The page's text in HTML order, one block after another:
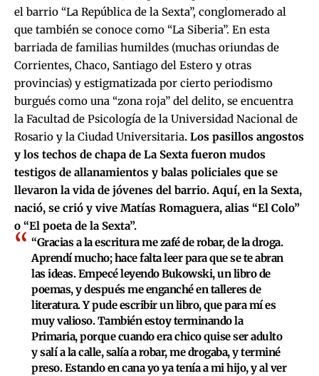
el barrio “La República de la Sexta”, conglomerado al
que también se conoce como “La Siberia”. En esta
barriada de familias humildes (muchas oriundas de
Corrientes, Chaco, Santiago del Estero y otras
provincias) y estigmatizada por cierto periodismo
burgués como una “zona roja” del delito, se encuentra
la Facultad de Psicología de la Universidad Nacional de
Rosario y la Ciudad Universitaria. Los pasillos angostos
y los techos de chapa de La Sexta fueron mudos
testigos de allanamientos y balas policiales que se
llevaron la vida de jóvenes del barrio. Aquí, en la Sexta,
nació, se crió y vive Matías Romaguera, alias “El Colo”
o “El poeta de la Sexta”.
“Gracias a la escritura me zafé de robar, de la droga.
Aprendí mucho; hace falta leer para que se te abran
las ideas. Empecé leyendo Bukowski, un libro de
poemas, y después me enganché en talleres de
literatura. Y pude escribir un libro, que para mí es
muy valioso. También estoy terminando la
Primaria, porque cuando era chico quise ser adulto
y salí a la calle, salía a robar, me drogaba, y terminé
preso. Estando en cana yo ya tenía a mi hijo, y al ver